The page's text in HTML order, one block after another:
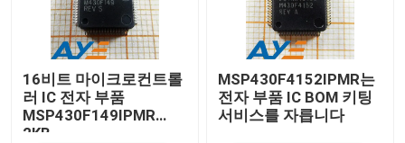
16비트 마이크로컨트롤
러 IC 전자 부품
MSP430F149IPMR
2KB
MSP430F4152IPMR는
전자 부품 IC BOM 키팅
서비스를 자릅니다